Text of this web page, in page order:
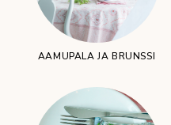
AAMUPALA JA BRUNSSI